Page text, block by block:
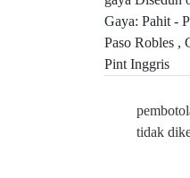
Gaya: Pahit -
Paso Robles ,
Pint Inggris
tidak